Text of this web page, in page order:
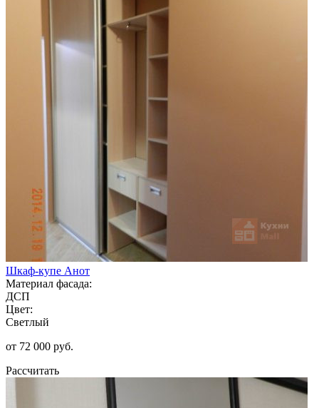
Шкаф-купе Анот
Материал фасада:
ДСП
Цвет:
Светлый
от 72 000 руб.
Рассчитать